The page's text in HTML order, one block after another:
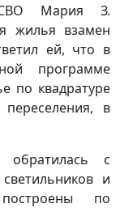
СВО Мария З.
жилья взамен
ей, что в
программе
по квадратуре
в
обратилась с
и
по